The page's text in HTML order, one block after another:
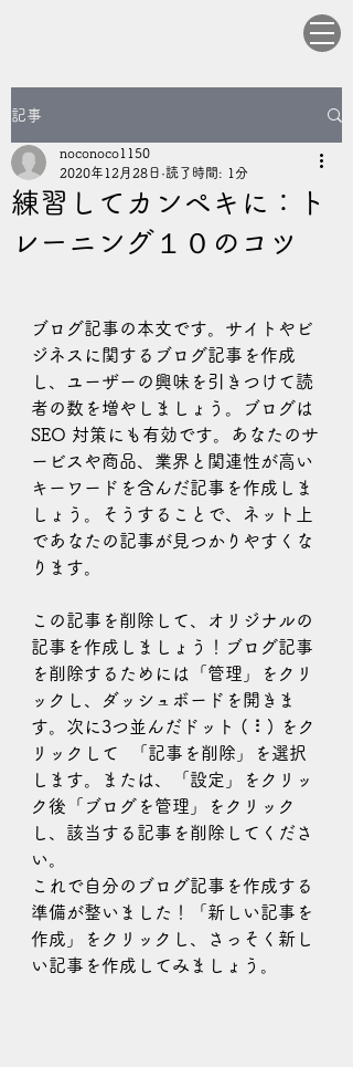
記事
練習してカンペキに：ト
レーニング１０のコツ
noconoco1150
2020年12月28日 読了時間: 1分
ブログ記事の本文です。サイトやビ
ジネスに関するブログ記事を作成
し、ユーザーの興味を引きつけて読
者の数を増やしましょう。ブログは
SEO 対策にも有効です。あなたのサ
ービスや商品、業界と関連性が高い
キーワードを含んだ記事を作成しま
しょう。そうすることで、ネット上
であなたの記事が見つかりやすくな
ります。
この記事を削除して、オリジナルの
記事を作成しましょう！ブログ記事
を削除するためには「管理」をクリ
ックし、ダッシュボードを開きま
す。次に3つ並んだドット ( ⠇) をク
リックして  「記事を削除」を選択
します。または、「設定」をクリッ
ク後「ブログを管理」をクリック
し、該当する記事を削除してくださ
い。
これで自分のブログ記事を作成する
準備が整いました！「新しい記事を
作成」をクリックし、さっそく新し
い記事を作成してみましょう。